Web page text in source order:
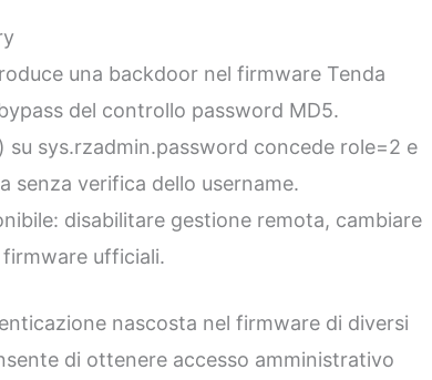
una backdoor nel firmware Tenda
del controllo password MD5.
sys.rzadmin.password concede role=2 e
senza verifica dello username.
disabilitare gestione remota, cambiare
ufficiali.
nascosta nel firmware di diversi
di ottenere accesso amministrativo